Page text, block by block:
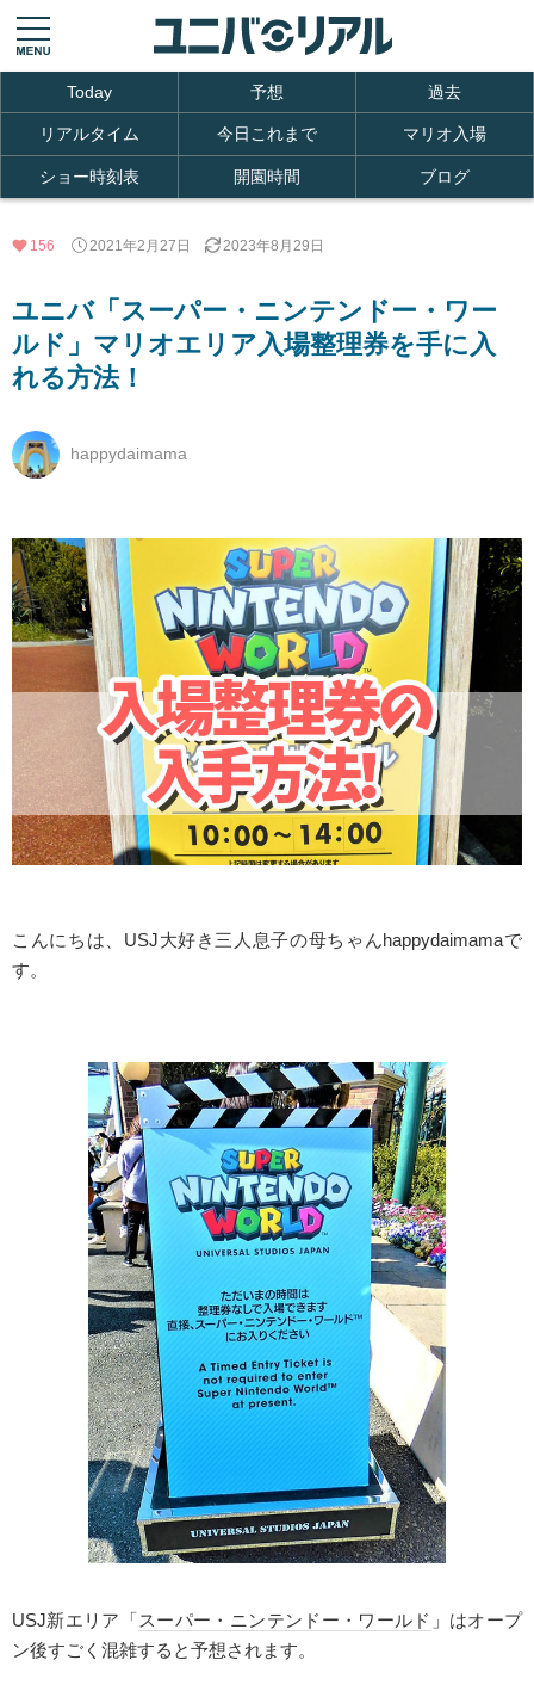
Today 予想 過去
リアルタイム 今日これまで マリオ入場
ショー時刻表 開園時間 ブログ
156 2021年2月27日 2023年8月29日
ユニバ「スーパー・ニンテンドー・ワー
ルド」マリオエリア入場整理券を手に入
れる方法！
happydaimama
こんにちは、USJ大好き三人息子の母ちゃんhappydaimamaで
す。
USJ新エリア「スーパー・ニンテンドー・ワールド 」はオープ
ン後すごく混雑すると予想されます。